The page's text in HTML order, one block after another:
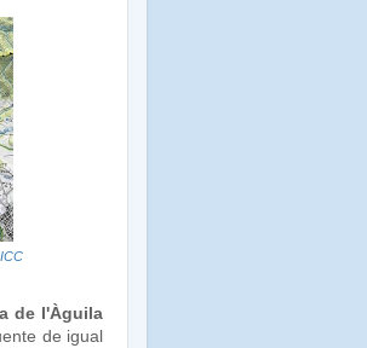
ICC
de l'Àguila
de igual